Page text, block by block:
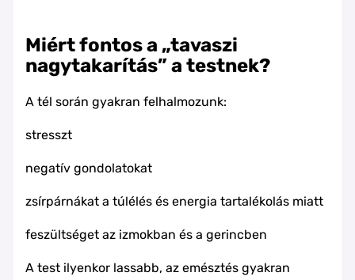
Miért fontos a „tavaszi
nagytakarítás” a testnek?
A tél során gyakran felhalmozunk:
stresszt
negatív gondolatokat
zsírpárnákat a túlélés és energia tartalékolás miatt
feszültséget az izmokban és a gerincben
A test ilyenkor lassabb, az emésztés gyakran